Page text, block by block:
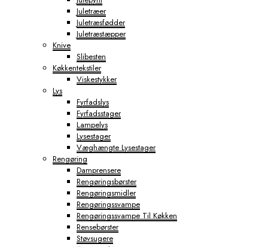
Juletræer
Juletræsfødder
Juletræstæpper
Knive
Slibesten
Køkkentekstiler
Viskestykker
Lys
Fyrfadslys
Fyrfadsstager
Lampelys
Lysestager
Væghængte Lysestager
Rengøring
Damprensere
Rengøringsbørster
Rengøringsmidler
Rengøringssvampe
Rengøringssvampe Til Køkken
Rensebørster
Støvsugere